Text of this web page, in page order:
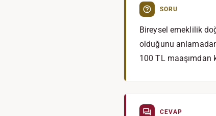
SORU
Bireysel emeklilik
olduğunu
100 TL maaşımdan
CEVAP